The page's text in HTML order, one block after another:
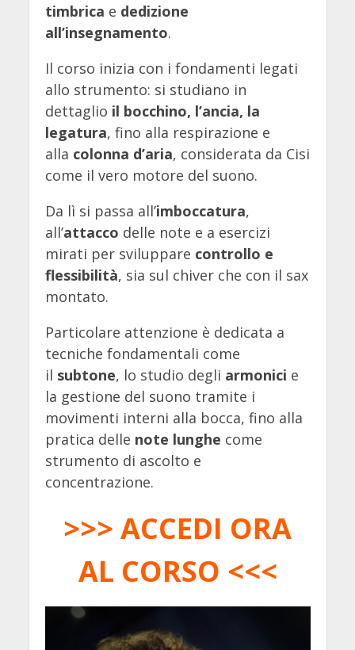
timbrica e dedizione
all’insegnamento.
Il corso inizia con i fondamenti legati
allo strumento: si studiano in
dettaglio il bocchino, l’ancia, la
legatura, fino alla respirazione e
alla colonna d’aria, considerata da Cisi
come il vero motore del suono.
Da lì si passa all’imboccatura,
all’attacco delle note e a esercizi
mirati per sviluppare controllo e
flessibilità, sia sul chiver che con il sax
montato.
Particolare attenzione è dedicata a
tecniche fondamentali come
il subtone, lo studio degli armonici e
la gestione del suono tramite i
movimenti interni alla bocca, fino alla
pratica delle note lunghe come
strumento di ascolto e
concentrazione.
>>> ACCEDI ORA
AL CORSO <<<